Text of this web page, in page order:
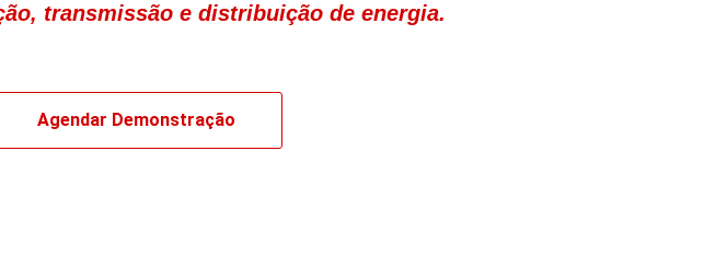
transmissão e distribuição de energia.
Agendar Demonstração